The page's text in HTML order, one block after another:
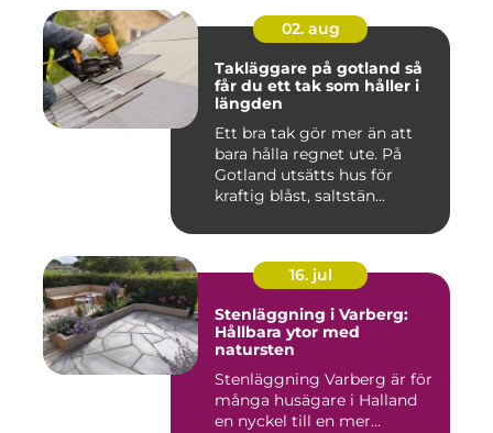
02. aug
Takläggare på gotland så
får du ett tak som håller i
längden
Ett bra tak gör mer än att
bara hålla regnet ute. På
Gotland utsätts hus för
kraftig blåst, saltstän...
16. jul
Stenläggning i Varberg:
Hållbara ytor med
natursten
Stenläggning Varberg är för
många husägare i Halland
en nyckel till en mer...